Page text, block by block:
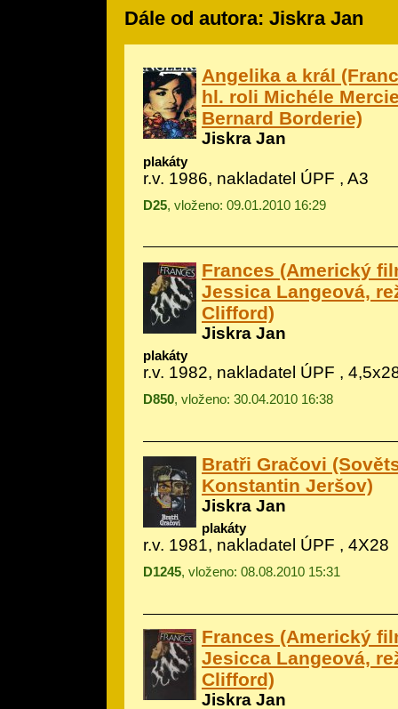
Dále od autora: Jiskra Jan
Angelika a král
hl. roli Michéle
Bernard Borderie)
Jiskra Jan
plakáty
r.v. 1986, nakladatel ÚPF , A3
D25, vloženo: 09.01.2010 16:29
Frances (Americký
Jessica Langeová,
Clifford)
Jiskra Jan
plakáty
r.v. 1982, nakladatel ÚPF ,
D850, vloženo: 30.04.2010 16:38
Bratři Gračovi
Konstantin Jeršov)
Jiskra Jan
plakáty
r.v. 1981, nakladatel ÚPF , 4X28
D1245, vloženo: 08.08.2010 15:31
Frances (Americký
Jesicca Langeová,
Clifford)
Jiskra Jan